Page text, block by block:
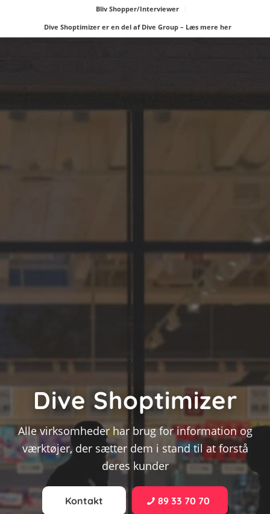
Bliv Shopper/Interviewer
Dive Shoptimizer er en del af Dive Group – Læs mere her
Dive Shoptimizer
Alle virksomheder har brug for information og
værktøjer, der sætter dem i stand til at forstå
deres kunder
Kontakt 89 33 70 70